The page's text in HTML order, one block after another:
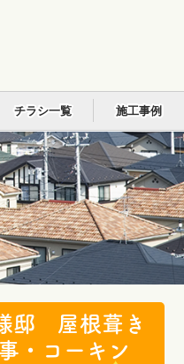
チラシ一覧 施工事例
邸 屋根葺き
・コーキン